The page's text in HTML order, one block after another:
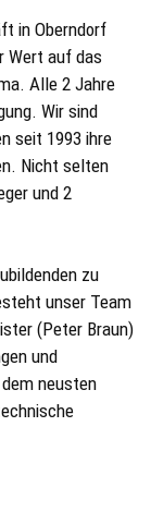
in Oberndorf
Wert auf das
Alle 2 Jahre
Wir sind
seit 1993 ihre
Nicht selten
und 2
zu
unser Team
(Peter Braun)
und
neusten